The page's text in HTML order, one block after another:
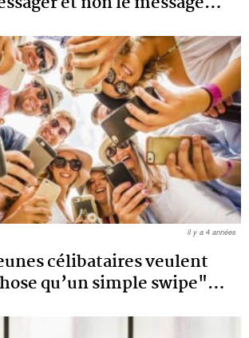
célibataires veulent
qu’un simple swipe"…
il y a 4 années